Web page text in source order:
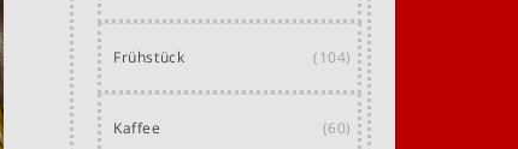
Frühstück (104)
Kaffee (60)